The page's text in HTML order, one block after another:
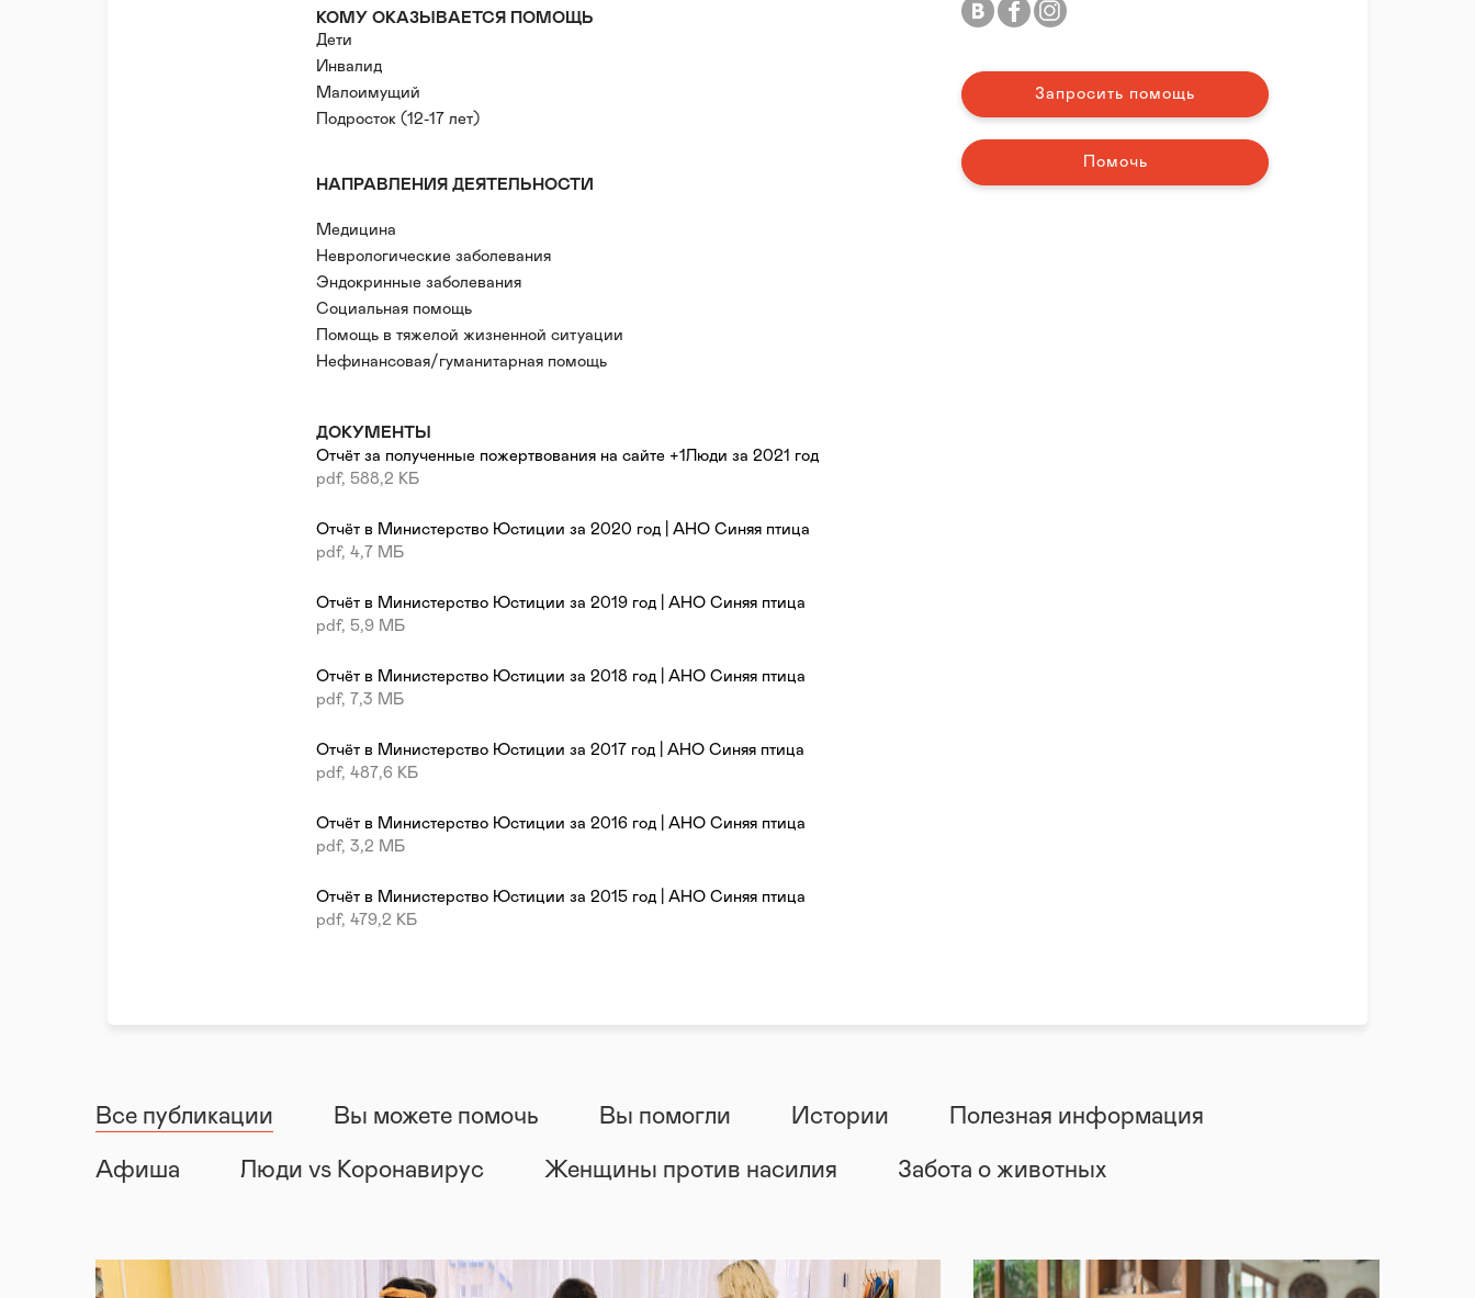
Системная и регулярная помощь детям, подросткам и молодым
социализации, адаптации и интеграции в общество, поддержка их
семей.
Каждый человек и каждый ребёнок в беде не должны оставаться в
ЦЕННОСТИ
ПРОЗРАЧНОСТЬ — мы активно выступаем за информационную
открытость и прозрачную деятельность благотворительных
организаций. Нам нечего скрывать, но есть, чем гордиться.
ЭФФЕКТИВНОСТЬ — ресурсы всегда ограничены и мы научились
профессионализма и качеством оказываемой помощи.
ОСОЗНАННОСТЬ — мы создаём смыслы и инвестируем в будущее,
подопечных, партнёров, спонсоров и сотрудников.
КОМУ ОКАЗЫВАЕТСЯ ПОМОЩЬ
Дети
Инвалид
Малоимущий
Подросток (12-17 лет)
НАПРАВЛЕНИЯ ДЕЯТЕЛЬНОСТИ
Медицина
Неврологические заболевания
Эндокринные заболевания
Заболевания органов и систем
Опорно-двигательные заболевания
Сердечно-сосудистые заболевания
Редкие (орфанные) заболевания
Зависимости
Социальная помощь
Помощь в тяжелой жизненной ситуации
Нефинансовая/гуманитарная помощь
Правовая поддержка
Реабилитация и адаптация
ДОКУМЕНТЫ
Отчёт за полученные пожертвования на сайте +1Люди за 2021 год
pdf, 588,2 КБ
Отчёт в Министерство Юстиции за 2020 год | АНО Синяя птица
pdf, 4,7 МБ
Отчёт в Министерство Юстиции за 2019 год | АНО Синяя птица
pdf, 5,9 МБ
Отчёт в Министерство Юстиции за 2018 год | АНО Синяя птица
pdf, 7,3 МБ
Отчёт в Министерство Юстиции за 2017 год | АНО Синяя птица
pdf, 487,6 КБ
Отчёт в Министерство Юстиции за 2016 год | АНО Синяя птица
pdf, 3,2 МБ
Отчёт в Министерство Юстиции за 2015 год | АНО Синяя птица
pdf, 479,2 КБ
Запросить помощь
Помочь
Все публикации Вы можете помочь Вы помогли Истории Полезная информация
Афиша Люди vs Коронавирус Женщины против насилия Забота о животных